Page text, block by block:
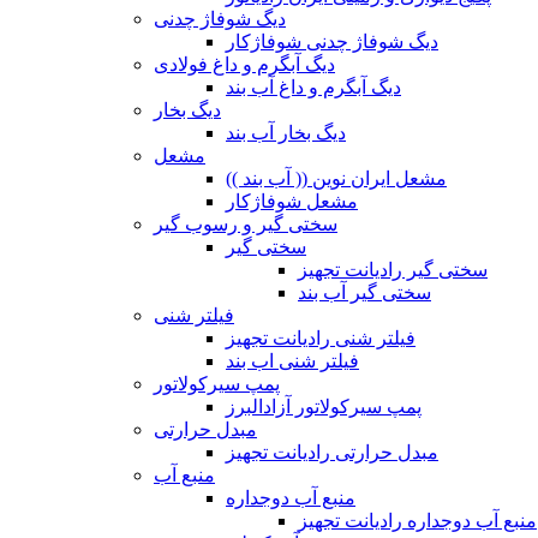
دیگ شوفاژ چدنی
دیگ شوفاژ چدنی شوفاژکار
دیگ آبگرم و داغ فولادی
دیگ آبگرم و داغ آب بند
دیگ بخار
دیگ بخار آب بند
مشعل
مشعل ایران نوین (( آب بند ))
مشعل شوفاژکار
سختی گیر و رسوب گیر
سختی گیر
سختی گیر رادیانت تجهیز
سختی گیر آب بند
فیلتر شنی
فیلتر شنی رادیانت تجهیز
فیلتر شنی اب بند
پمپ سیرکولاتور
پمپ سیرکولاتور آزادالبرز
مبدل حرارتی
مبدل حرارتی رادیانت تجهیز
منبع آب
منبع آب دوجداره
منبع آب دوجداره رادیانت تجهیز